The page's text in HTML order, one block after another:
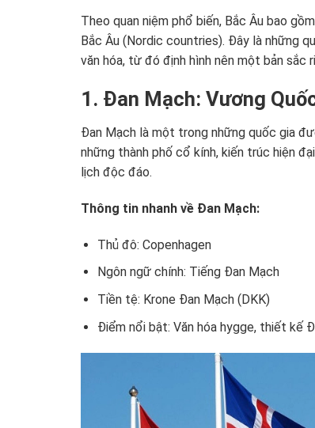
Theo quan niệm phổ biến, Bắc Âu bao
Bắc Âu (Nordic countries). Đây là những
văn hóa, từ đó định hình nên một bản sắc
1. Đan Mạch: Vương
Đan Mạch là một trong những quốc gia
những thành phố cổ kính, kiến trúc hiện
lịch độc đáo.
Thông tin nhanh về Đan Mạch:
Thủ đô: Copenhagen
Ngôn ngữ chính: Tiếng Đan Mạch
Tiền tệ: Krone Đan Mạch (DKK)
Điểm nổi bật: Văn hóa hygge, thiết kế